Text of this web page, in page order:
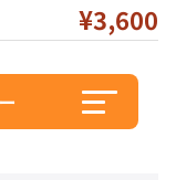
¥3,600